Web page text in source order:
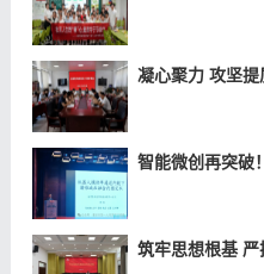
凝心聚力 攻坚
智能微创再突破
筑牢思想根基